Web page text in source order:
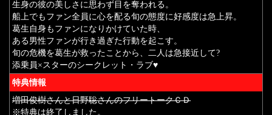
生身の彼の美しさに思わず目を奪われる。
船上でもファン全員に心を配る旬の態度に好感度は急上昇。
葛生自身もファンになりかけていた時、
ある男性ファンが行き過ぎた行動を起こす。
旬の危機を葛生が救ったことから、二人は急接近して?
添乗員×スターのシークレット・ラブ♥
特典情報
増田俊樹さんと日野聡さんのフリートークＣＤ
※特典は終了しました。